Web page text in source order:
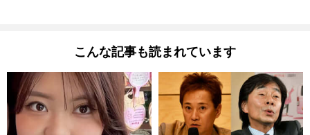
こんな記事も読まれています